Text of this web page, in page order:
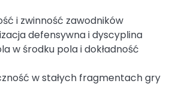
i zwinność zawodników
defensywna i dyscyplina
w środku pola i dokładność
w stałych fragmentach gry